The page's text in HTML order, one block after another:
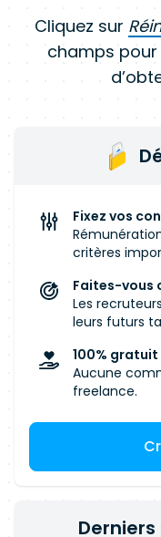
Cliquez sur
champs
Fixez vos
critères
Faites-vous
Les
leurs futurs
100% gratuit
Aucune
freelance.